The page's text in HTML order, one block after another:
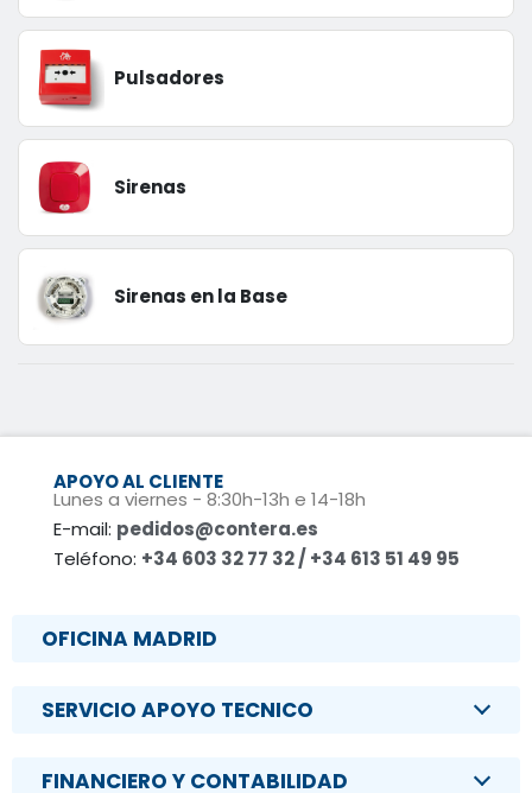
Pulsadores
Sirenas
Sirenas en la Base
APOYO AL CLIENTE
Lunes a viernes - 8:30h-13h e 14-18h
E-mail: pedidos@contera.es
Teléfono: +34 603 32 77 32 / +34 613 51 49 95
OFICINA MADRID
SERVICIO APOYO TECNICO
FINANCIERO Y CONTABILIDAD